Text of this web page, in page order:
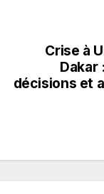
Crise à
Dakar
décisions et